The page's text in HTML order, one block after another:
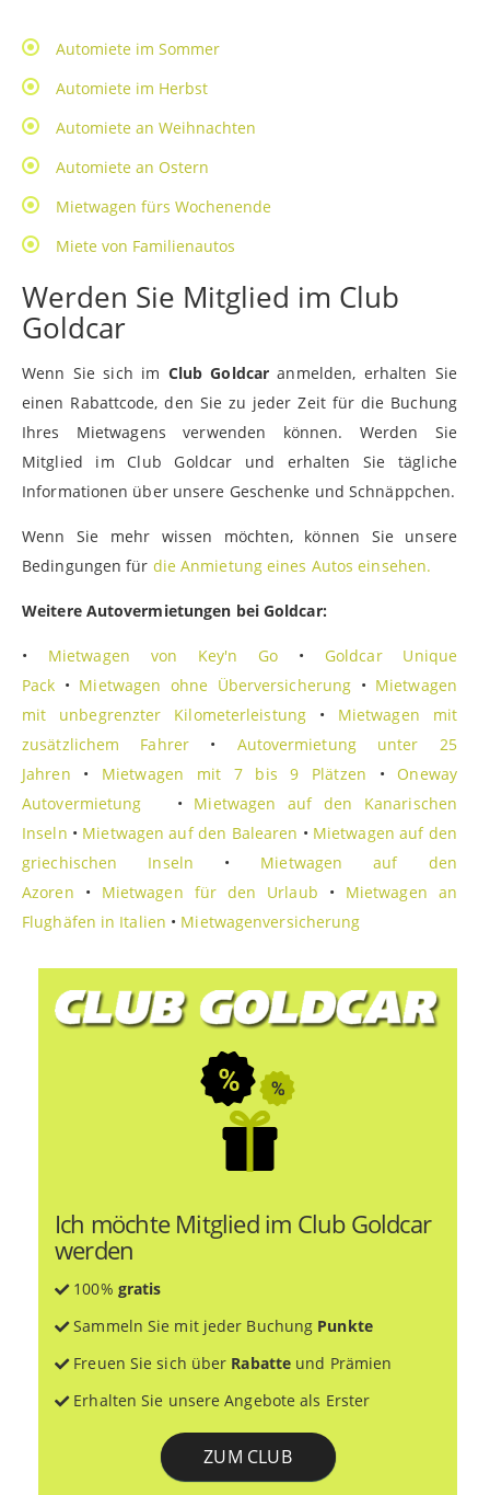
Automiete im Sommer
Automiete im Herbst
Automiete an Weihnachten
Automiete an Ostern
Mietwagen fürs Wochenende
Miete von Familienautos
Werden Sie Mitglied im Club
Goldcar
Wenn Sie sich im Club Goldcar anmelden, erhalten Sie
einen Rabattcode, den Sie zu jeder Zeit für die Buchung
Ihres Mietwagens verwenden können. Werden Sie
Mitglied im Club Goldcar und erhalten Sie tägliche
Informationen über unsere Geschenke und Schnäppchen.
Wenn Sie mehr wissen möchten, können Sie unsere
Bedingungen für die Anmietung eines Autos einsehen.
Weitere Autovermietungen bei Goldcar:
• Mietwagen von Key'n Go • Goldcar Unique
Pack • Mietwagen ohne Überversicherung • Mietwagen
mit unbegrenzter Kilometerleistung • Mietwagen mit
zusätzlichem Fahrer • Autovermietung unter 25
Jahren • Mietwagen mit 7 bis 9 Plätzen • Oneway
Autovermietung • Mietwagen auf den Kanarischen
Inseln • Mietwagen auf den Balearen • Mietwagen auf den
griechischen Inseln • Mietwagen auf den
Azoren • Mietwagen für den Urlaub • Mietwagen an
Flughäfen in Italien • Mietwagenversicherung
Ich möchte Mitglied im Club Goldcar
werden
100% gratis
Sammeln Sie mit jeder Buchung Punkte
Freuen Sie sich über Rabatte und Prämien
Erhalten Sie unsere Angebote als Erster
ZUM CLUB